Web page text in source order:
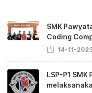
SMK
Coding
14-11-
LSP-P1